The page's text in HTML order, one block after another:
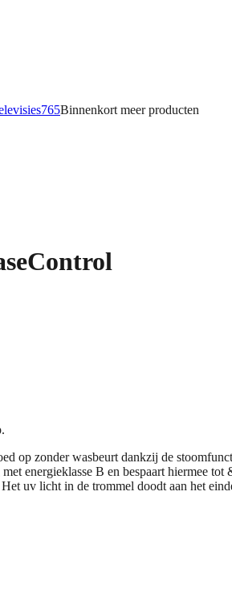
765Binnenkort meerproducten
zonder wasbeurt dankzij de
energieklasse B en bespaart hiermee
uv licht in de trommel doodt aan het